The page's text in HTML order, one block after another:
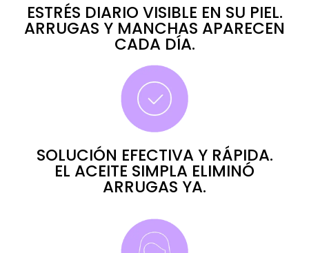
ESTRÉS DIARIO VISIBLE EN SU PIEL.
ARRUGAS Y MANCHAS APARECEN
CADA DÍA.
SOLUCIÓN EFECTIVA Y RÁPIDA.
EL ACEITE SIMPLA ELIMINÓ
ARRUGAS YA.